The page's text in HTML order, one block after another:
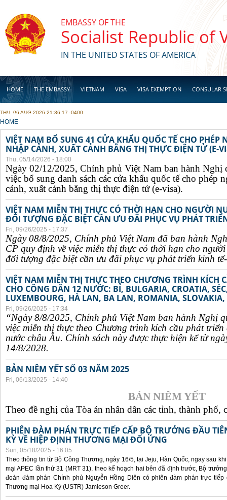
EMBASSY OF THE
Socialist Republic of
IN THE UNITED STATES OF AMERICA
HOME THE EMBASSY VIETNAM VISA VISA EXEMPTION CONSULAR
BUSINESS
THU, 06 AUG 2026 21:36:17 -0400
YOU ARE HERE
HOME
VIỆT NAM BỔ SUNG 41 CỬA KHẨU QUỐC TẾ CHO
NHẬP CẢNH, XUẤT CẢNH BẰNG THỊ THỰC ĐIỆN TỬ (E-
Thu, 05/14/2026 - 18:00
Ngày 02/12/2025, Chính phủ Việt Nam ban hành Nghị
việc bổ sung danh sách các cửa khẩu quốc tế cho phép
cảnh, xuất cảnh bằng thị thực điện tử (e-visa).
VIỆT NAM MIỄN THỊ THỰC CÓ THỜI HẠN CHO NGƯỜI
ĐỐI TƯỢNG ĐẶC BIỆT CẦN ƯU ĐÃI PHỤC VỤ PHÁT
Fri, 09/26/2025 - 17:37
Ngày 08/8/2025, Chính phủ Việt Nam đã ban hành
CP quy định về việc miễn thị thực có thời hạn cho
đối tượng đặc biệt cần ưu đãi phục vụ phát triển kinh
VIỆT NAM MIỄN THỊ THỰC THEO CHƯƠNG TRÌNH KÍCH
CHO CÔNG DÂN 12 NƯỚC: BỈ, BULGARIA, CROATIA,
LUXEMBOURG, HÀ LAN, BA LAN, ROMANIA, SLOVAKIA,
Fri, 09/26/2025 - 17:34
“Ngày 8/8/2025, Chính phủ Việt Nam ban hành Nghị
việc miễn thị thực theo Chương trình kích cầu phát
nước châu Âu. Chính sách này được thực hiện kể từ
14/8/2028.
BẢN NIÊM YẾT SỐ 03 NĂM 2025
Fri, 06/13/2025 - 14:40
BẢN NIÊM YẾT
Theo đề nghị của Tòa án nhân dân các tỉnh, thành phố,
PHIÊN ĐÀM PHÁN TRỰC TIẾP CẤP BỘ TRƯỞNG ĐẦU
KỲ VỀ HIỆP ĐỊNH THƯƠNG MẠI ĐỐI ỨNG
Sun, 05/18/2025 - 16:05
Theo thông tin từ Bộ Công Thương, ngày 16/5, tại Jeju, Hàn Quốc, ngay sau
mại APEC lần thứ 31 (MRT 31), theo kế hoạch hai bên đã định trước, Bộ
đoàn đàm phán Chính phủ Nguyễn Hồng Diên có phiên đàm phán trực
Thương mại Hoa Kỳ (USTR) Jamieson Greer.